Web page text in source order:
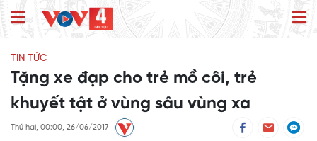
TIN TỨC
Tặng xe đạp cho trẻ mồ côi, trẻ
khuyết tật ở vùng sâu vùng xa
Thứ hai, 00:00, 26/06/2017